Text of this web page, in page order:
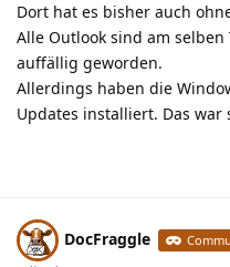
Dort hat es bisher auch
Alle Outlook sind am selben
auffällig geworden.
Allerdings haben die
Updates installiert. Das war
DocFraggle